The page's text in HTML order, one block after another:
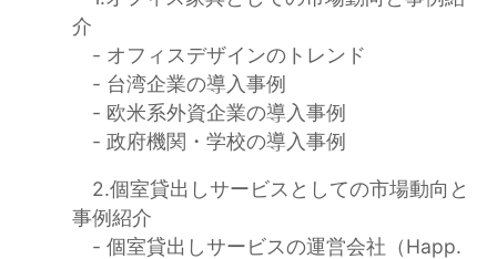
介
- オフィスデザインのトレンド
- 台湾企業の導入事例
- 欧米系外資企業の導入事例
- 政府機関・学校の導入事例
2.個室貸出しサービスとしての市場動向と
事例紹介
- 個室貸出しサービスの運営会社（Happ.